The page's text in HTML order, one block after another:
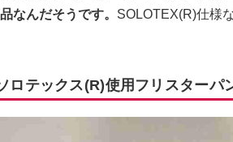
なんだそうです。 SOLOTEX(R)仕様
ロテックス(R)使用フリスターパ